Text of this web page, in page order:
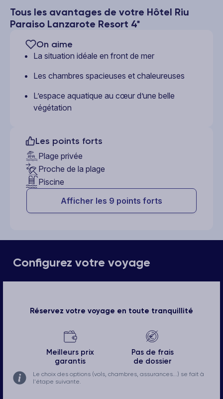
Tous les avantages de votre Hôtel Riu
Paraiso Lanzarote Resort 4*
On aime
La situation idéale en front de mer
Les chambres spacieuses et chaleureuses
L’espace aquatique au cœur d’une belle
végétation
Les points forts
Plage privée
Proche de la plage
Piscine
Afficher les 9 points forts
Configurez votre voyage
Réservez votre voyage en toute tranquillité
Meilleurs prix
garantis
Pas de frais
de dossier
Le choix des options (vols, chambres, assurances...) se fait à
l'étape suivante.